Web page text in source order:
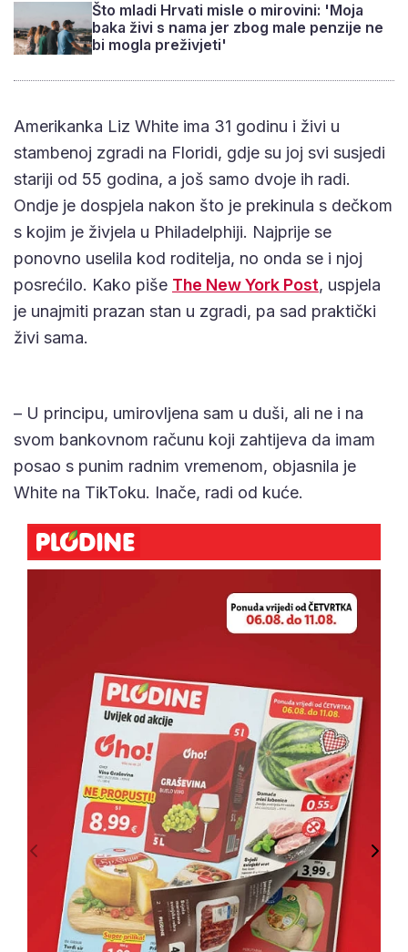
Što mladi Hrvati misle o mirovini: 'Moja
baka živi s nama jer zbog male penzije ne
bi mogla preživjeti'
Amerikanka Liz White ima 31 godinu i živi u
stambenoj zgradi na Floridi, gdje su joj svi susjedi
stariji od 55 godina, a još samo dvoje ih radi.
Ondje je dospjela nakon što je prekinula s dečkom
s kojim je živjela u Philadelphiji. Najprije se
ponovno uselila kod roditelja, no onda se i njoj
posrećilo. Kako piše The New York Post, uspjela
je unajmiti prazan stan u zgradi, pa sad praktički
živi sama.
– U principu, umirovljena sam u duši, ali ne i na
svom bankovnom računu koji zahtijeva da imam
posao s punim radnim vremenom, objasnila je
White na TikToku. Inače, radi od kuće.